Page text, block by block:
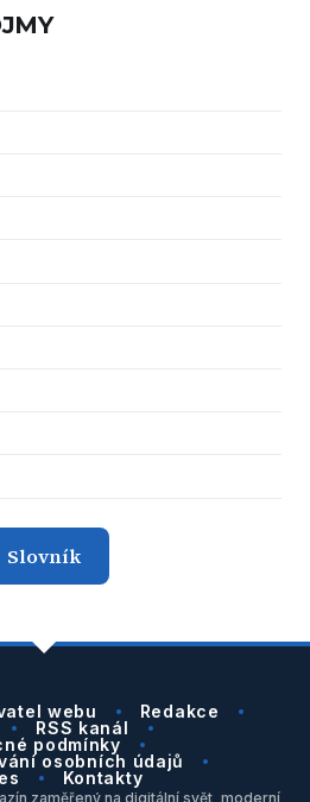
Slovník
webu
Redakce
RSS kanál
podmínky
osobních údajů
Kontakty
zaměřený na digitální svět, moderní